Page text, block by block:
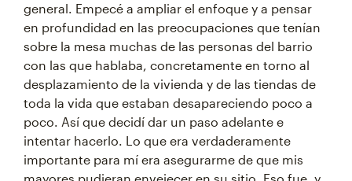
general. Empecé a ampliar el enfoque y a pensar
en profundidad en las preocupaciones que tenían
sobre la mesa muchas de las personas del barrio
con las que hablaba, concretamente en torno al
desplazamiento de la vivienda y de las tiendas de
toda la vida que estaban desapareciendo poco a
poco. Así que decidí dar un paso adelante e
intentar hacerlo. Lo que era verdaderamente
importante para mí era asegurarme de que mis